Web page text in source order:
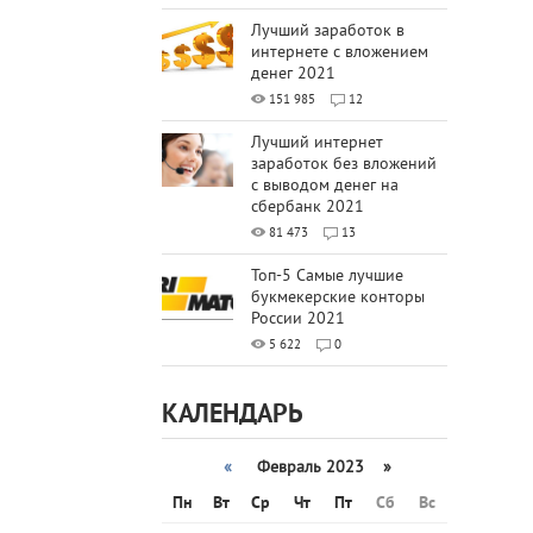
Лучший заработок в
интернете с вложением
денег 2021
151 985 12
Лучший интернет
заработок без вложений
с выводом денег на
сбербанк 2021
81 473 13
Топ-5 Самые лучшие
букмекерские конторы
России 2021
5 622 0
КАЛЕНДАРЬ
«
Февраль 2023 »
Пн
Вт Ср Чт Пт Сб Вс